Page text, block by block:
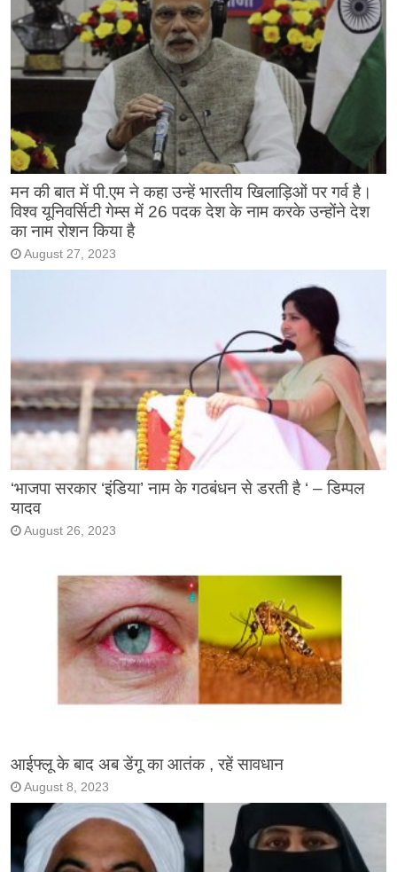
मन की बात में पी.एम ने कहा उन्हें भारतीय खिलाड़िओं पर गर्व है।
विश्व यूनिवर्सिटी गेम्स में 26 पदक देश के नाम करके उन्होंने देश
का नाम रोशन किया है
August 27, 2023
‘भाजपा सरकार ‘इंडिया’ नाम के गठबंधन से डरती है ‘ – डिम्पल
यादव
August 26, 2023
आईफ्लू के बाद अब डेंगू का आतंक , रहें सावधान
August 8, 2023